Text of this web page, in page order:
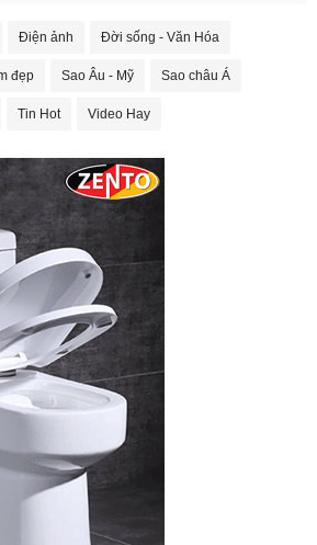
Điện ảnh Đời sống - Văn Hóa
đẹp Sao Âu - Mỹ Sao châu Á
Tin Hot Video Hay